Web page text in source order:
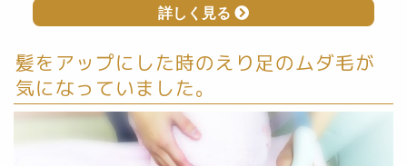
詳しく見る
髪をアップにした時のえり足のムダ毛が
気になっていました。